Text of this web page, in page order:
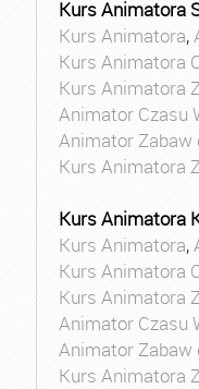
Kurs Animatora
Kurs Animatora,
Kurs Animatora
Kurs Animatora
Animator Czasu
Animator Zabaw
Kurs Animatora
Kurs Animatora
Kurs Animatora,
Kurs Animatora
Kurs Animatora
Animator Czasu
Animator Zabaw
Kurs Animatora